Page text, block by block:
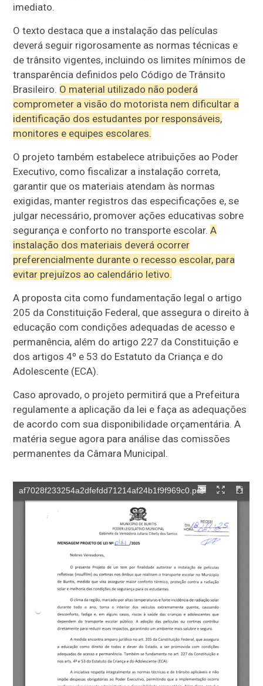
imediato.
O texto destaca que a instalação das películas
deverá seguir rigorosamente as normas técnicas e
de trânsito vigentes, incluindo os limites mínimos de
transparência definidos pelo Código de Trânsito
Brasileiro. O material utilizado não poderá
comprometer a visão do motorista nem dificultar a
identificação dos estudantes por responsáveis,
monitores e equipes escolares.
O projeto também estabelece atribuições ao Poder
Executivo, como fiscalizar a instalação correta,
garantir que os materiais atendam às normas
exigidas, manter registros das especificações e, se
julgar necessário, promover ações educativas sobre
segurança e conforto no transporte escolar.A
instalação dos materiais deverá ocorrer
preferencialmente durante o recesso escolar, para
evitar prejuízos ao calendário letivo.
A proposta cita como fundamentação legal o artigo
205 da Constituição Federal, que assegura o direito à
educação com condições adequadas de acesso e
permanência, além do artigo 227 da Constituição e
dos artigos 4º e 53 do Estatuto da Criança e do
Adolescente (ECA).
Caso aprovado, o projeto permitirá que a Prefeitura
regulamente a aplicação da lei e faça as adequações
de acordo com sua disponibilidade orçamentária. A
matéria segue agora para análise das comissões
permanentes da Câmara Municipal.